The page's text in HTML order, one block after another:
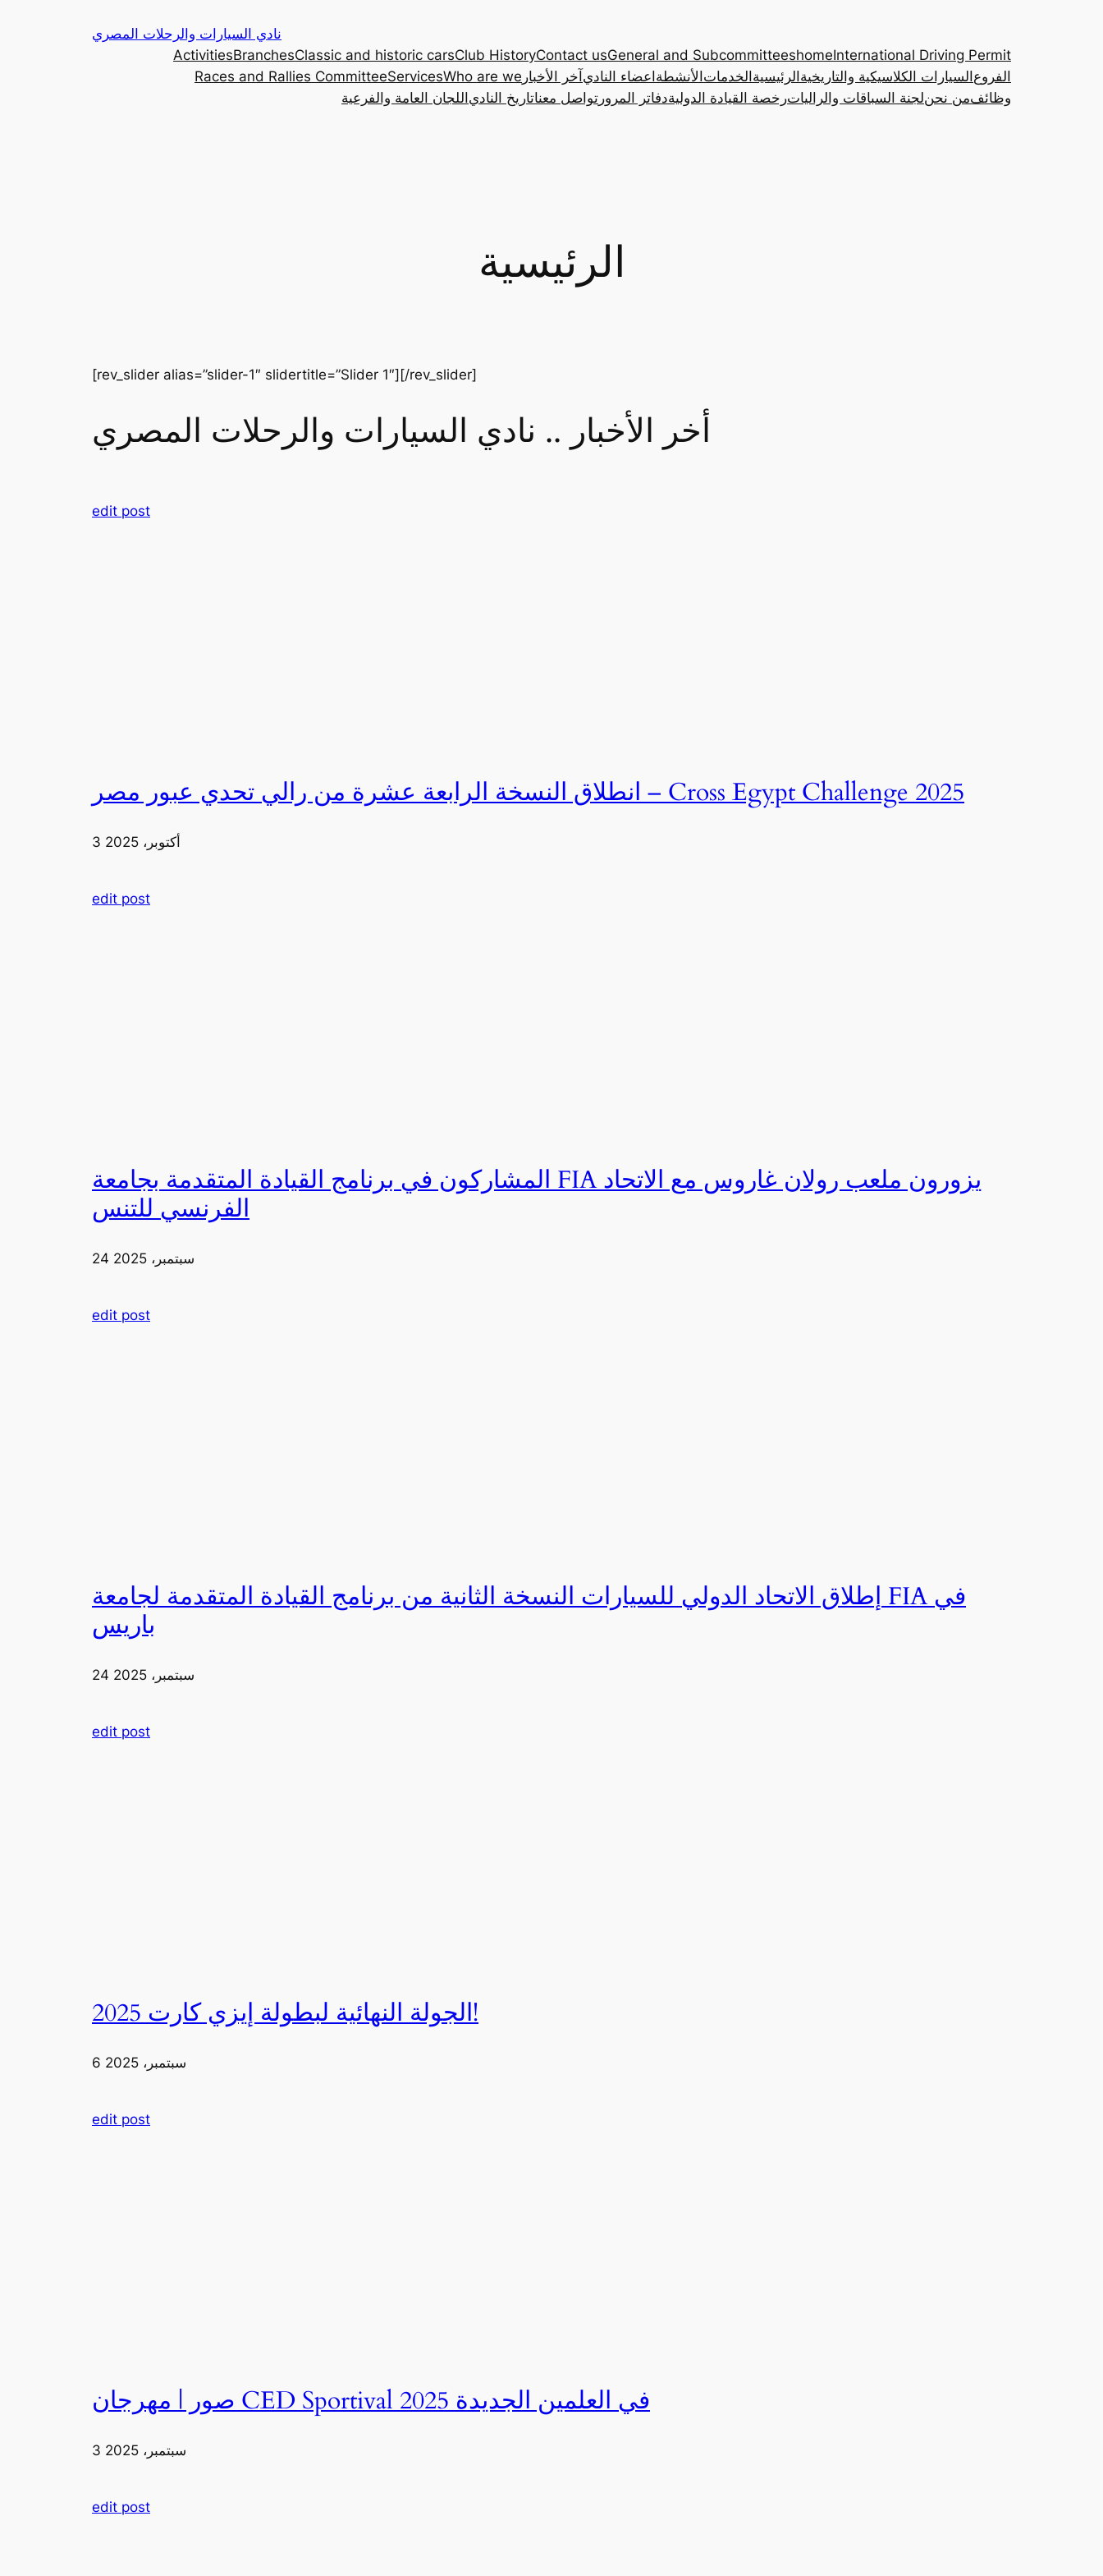
نادي السيارات والرحلات المصري
ActivitiesBranchesClassic and historic carsClub HistoryContact usGeneral and SubcommitteeshomeInternational Driving Permit
Races and Rallies CommitteeServicesWho are we آخر الأخبار اعضاء النادي الأنشطة الخدمات الرئيسية السيارات الكلاسيكية والتاريخية الفروع
اللجان العامة والفرعية تاريخ الناديتواصل معنا دفاتر المروررخصة القيادة الدوليةلجنة السباقات والرالياتمن نحنوظائف
الرئيسية
[rev_slider alias=”slider-1″ slidertitle=”Slider 1″][/rev_slider]
أخر الأخبار .. نادي السيارات والرحلات المصري
edit post
انطلاق النسخة الرابعة عشرة من رالي تحدي عبور مصر – Cross Egypt Challenge 2025
3 أكتوبر، 2025
edit post
المشاركون في برنامج القيادة المتقدمة بجامعة FIA يزورون ملعب رولان غاروس مع الاتحاد
الفرنسي للتنس
24 سبتمبر، 2025
edit post
إطلاق الاتحاد الدولي للسيارات النسخة الثانية من برنامج القيادة المتقدمة لجامعة FIA في
باريس
24 سبتمبر، 2025
edit post
الجولة النهائية لبطولة إيزي كارت 2025!
6 سبتمبر، 2025
edit post
صور | مهرجان CED Sportival في العلمين الجديدة 2025
3 سبتمبر، 2025
edit post